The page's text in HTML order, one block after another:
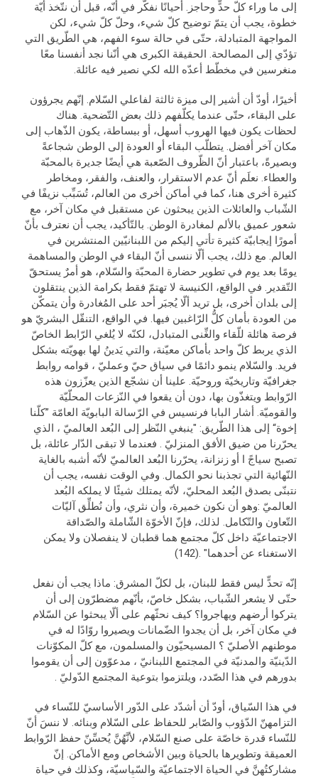
إلى ما وراء كلّ حدٍّ وحاجز. أحيانًا نفكّر في أنّه، قبل أن نتّخذ أيّة
خطوة، يجب أن يتمّ توضيح كلّ شيء، وحلّ كلّ شيء، لكن
المواجهة المتبادلة، حتّى في حالة سوء الفهم، هي الطّريق التي
تؤدّي إلى المصالحة. الحقيقة الكبرى هي أنّنا نجد أنفسنا معًا
منغرسين في مخطّط أعدّه الله لكي نصير فيه عائلة.
أخيرًا، أودّ أن أشير إلى ميزة ثالثة لفاعلي السّلام. إنّهم يجرؤون
على البقاء، حتّى عندما يكلّفهم ذلك بعض التّضحية. هناك
لحظات يكون فيها الهروب أسهل، أو ببساطة، يكون الذّهاب إلى
مكان آخر أفضل. يتطلّب البقاء أو العودة إلى الوطن شجاعةً
وبصيرةً، باعتبار أنّ الظّروف الصّعبة هي أيضًا جديرة بالمحبّة
والعطاء. نعلَم أنّ عدم الاستقرار، والعنف، والفقر، ومخاطر
كثيرة أخرى هنا، كما في أماكن أخرى من العالم، تُسَبِّب نزيفًا في
الشّباب والعائلات الذين يبحثون عن مستقبل في مكان آخر، مع
شعور عميق بالألم لمغادرة الوطن. بالتّأكيد، يجب أن نعترف بأنّ
أمورًا إيجابيّة كثيرة تأتي إليكم من اللبنانيّين المنتشرين في
العالم. مع ذلك، يجب ألّا ننسى أنّ البقاء في الوطن والمساهمة
يومًا بعد يوم في تطوير حضارة المحبّة والسّلام، هو أمرٌ يستحقّ
التّقدير. في الواقع، الكنيسة لا تهتمّ فقط بكرامة الذين ينتقلون
إلى بلدان أخرى، بل تريد ألّا يُجبَر أحد على المُغادرة وأن يتمكّن
من العودة بأمان كلُّ الرّاغبين فيها. في الواقع، التنقّل البشريّ هو
فرصة هائلة للّقاء والغِّنى المتبادل، لكنّه لا يُلغي الرّابط الخاصّ
الذي يربط كلّ واحد بأماكن معيّنة، والتي يَدينُ لها بهويّته بشكل
فريد. والسّلام ينمو دائمًا في سياق حيّ وعمليّ ، قوامه روابط
جغرافيّة وتاريخيّة وروحيّة. علينا أن نشجّع الذين يعزّزون هذه
الرّوابط ويتغذّون بها، دون أن يقعوا في النّزعات المحلّيّة
والقوميّة. أشار البابا فرنسيس في الرّسالة البابويّة العامّة ”كلّنا
إخوة“ إلى هذا الطّريق: "ينبغي النّظر إلى البُعد العالميّ ، الذي
يحرّرنا من ضيق الأفق المنزليّ . فعندما لا تبقى الدّار عائلة، بل
تصبح سياجً ا أو زنزانة، يحرّرنا البُعد العالميّ لأنّه أشبه بالغاية
النّهائية التي تجذبنا نحو الكمال. وفي الوقت نفسه، يجب أن
نتبنّى بصدق البُعد المحليّ، لأنّه يمتلك شيئًا لا يملكه البُعد
العالميّ :وهو أن نكون خميرة، وأن نثري، وأن نُطلِّق آليّات
التّعاون والتّكامل. لذلك، فإنّ الأخوّة الشّاملة والصّداقة
الاجتماعيّة داخل كلّ مجتمع هما قطبان لا ينفصلان ولا يمكن
الاستغناء عن أحدهما" .(142)
إنّه تحدٍّ ليس فقط للبنان، بل لكلّ المشرق: ماذا يجب أن نفعل
حتّى لا يشعر الشّباب، بشكل خاصّ، بأنّهم مضطرّون إلى أن
يتركوا أرضهم ويهاجروا؟ كيف نحثّهم على ألّا يبحثوا عن السّلام
في مكان آخر، بل أن يجدوا الضّمانات ويصيروا روّادًا له في
موطنهم الأصليّ ؟ المسيحيّون والمسلمون، مع كلّ المكوّنات
الدّينيّة والمدنيّة في المجتمع اللبنانيّ ، مدعوّون إلى أن يقوموا
بدورهم في هذا الصّدد، ويلتزموا بتوعية المجتمع الدّوليّ .
في هذا السّياق، أودّ أن أشدّد على الدّور الأساسيّ للنّساء في
التزامهنّ الدّؤوب والصّابر للحفاظ على السّلام وبنائه. لا ننسَ أنّ
للنّساء قدرة خاصّة على صنع السّلام، لأنَّهُنَّ يُحسِّنّ حفظ الرّوابط
العميقة وتطويرها بالحياة وبين الأشخاص ومع الأماكن. إنّ
مشاركتُهنَّ في الحياة الاجتماعيّة والسّياسيّة، وكذلك في حياة